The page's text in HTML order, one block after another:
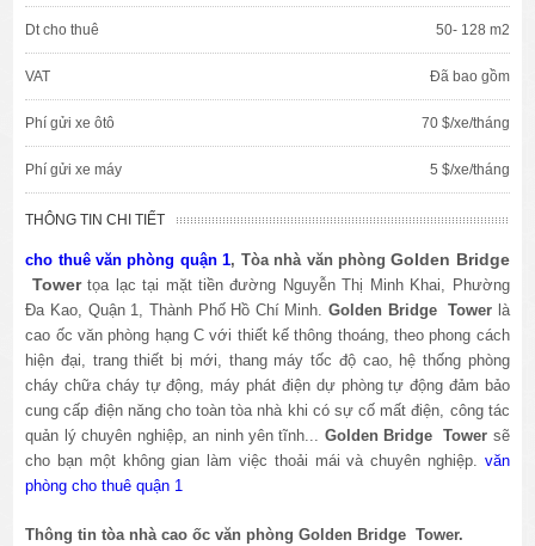
Dt cho thuê 50- 128 m2
VAT Đã bao gồm
Phí gửi xe ôtô 70 $/xe/tháng
Phí gửi xe máy 5 $/xe/tháng
THÔNG TIN CHI TIẾT
cho thuê văn phòng quận 1, Tòa nhà văn phòngGolden Bridge
Towertọa lạc tại mặt tiền đường Nguyễn Thị Minh Khai, Phường
Đa Kao, Quận 1, Thành Phố Hồ Chí Minh.Golden Bridge Tower là
cao ốc văn phòng hạng C với thiết kế thông thoáng, theo phong cách
hiện đại, trang thiết bị mới, thang máy tốc độ cao, hệ thống phòng
cháy chữa cháy tự động, máy phát điện dự phòng tự động đảm bảo
cung cấp điện năng cho toàn tòa nhà khi có sự cố mất điện, công tác
quản lý chuyên nghiệp, an ninh yên tĩnh... Golden Bridge Tower sẽ
cho bạn một không gian làm việc thoải mái và chuyên nghiệp. văn
phòng cho thuê quận 1
Thông tin tòa nhà cao ốc văn phòng Golden Bridge Tower.